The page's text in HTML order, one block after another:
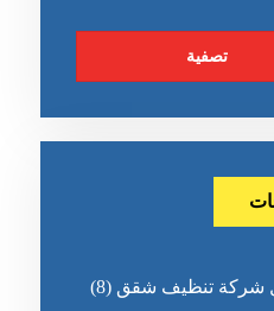
تصفية
شركة تنظيف شقق (8)